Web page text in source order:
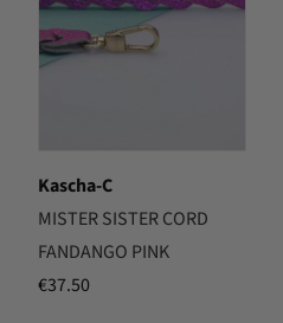
Kascha-C
MISTER SISTER CORD
FANDANGO PINK
€37.50